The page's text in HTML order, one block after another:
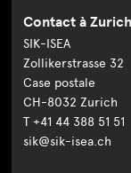
Contact à
SIK-ISEA
Zollikerstrasse 32
Case postale
CH-8032 Zurich
T +41 44 388 51 51
sik@sik-isea.ch